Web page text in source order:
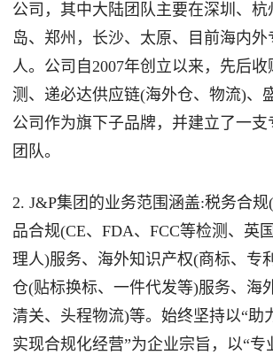
公司，其中大陆团队主要在深圳、杭
岛、郑州，长沙、太原、目前海内外
人。公司自2007年创立以来，先后
测、递必达供应链(海外仓、物流)、
公司作为旗下子品牌，并建立了一支
团队。
2. J&P集团的业务范围涵盖:税务合规
品合规(CE、FDA、FCC等检测、英
理人)服务、海外知识产权(商标、专
仓(贴标换标、一件代发等)服务、海
清关、头程物流)等。始终坚持以“助
实现合规化经营”为企业宗旨，以“专